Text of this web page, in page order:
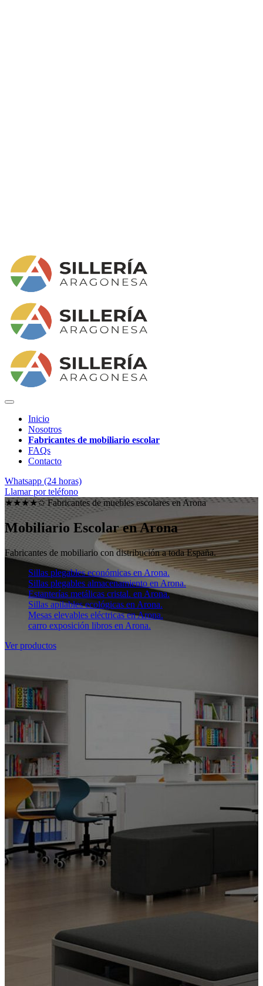
Inicio
Nosotros
Fabricantes de mobiliario escolar
FAQs
Contacto
Whatsapp (24 horas)
Llamar por teléfono
★★★★✩ Fabricantes de muebles escolares enArona
Mobiliario Escolar en Arona
Fabricantes de mobiliario con distribución a toda España.
Sillas plegables económicas en Arona.
Sillas plegables almacenamiento en Arona.
Estanterías metálicas cristal. en Arona.
Sillas apilables ecológicas en Arona.
Mesas elevables eléctricas en Arona.
carro exposición libros en Arona.
Ver productos